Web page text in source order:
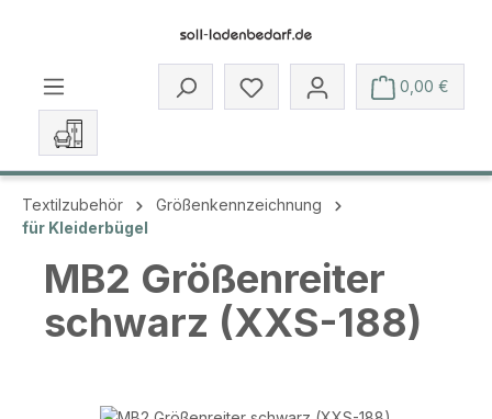
Du hast 0 Produkte auf dem
0,00 €
Textilzubehör
Größenkennzeichnung
für Kleiderbügel
MB2 Größenreiter
schwarz (XXS-188)